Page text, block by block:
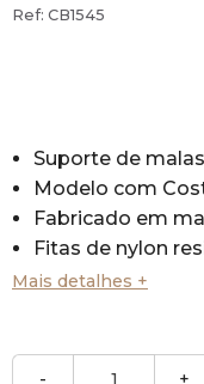
Ref: CB1545
Suporte de
Modelo com
Fabricado em
Fitas de nylon
Ideal para
para o lado.
Mais detalhes +
- +